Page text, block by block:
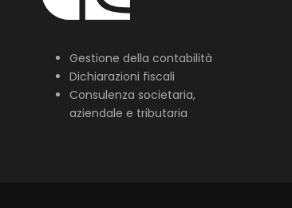
Gestione della contabilità
Dichiarazioni fiscali
Consulenza societaria,
aziendale e tributaria